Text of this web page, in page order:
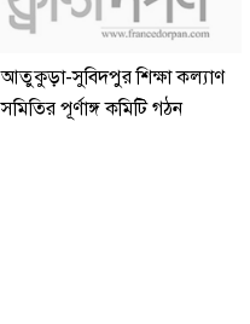
আতুকুড়া-সুবিদপুর শিক্ষা কল্যাণ
সমিতির পূর্ণাঙ্গ কমিটি গঠন